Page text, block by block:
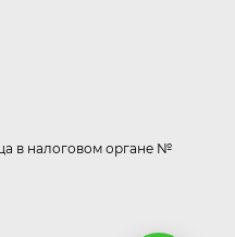
в налоговом органе №